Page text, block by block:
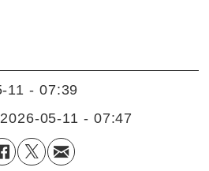
11 - 07:39
2026-05-11 - 07:47